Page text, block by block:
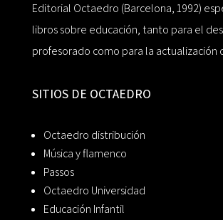
Editorial Octaedro (Barcelona, 1992)
libros sobre educación, tanto para el
profesorado como para la actualización
SITIOS DE OCTAEDRO
Octaedro distribución
Música y flamenco
Passos
Octaedro Universidad
Educación Infantil